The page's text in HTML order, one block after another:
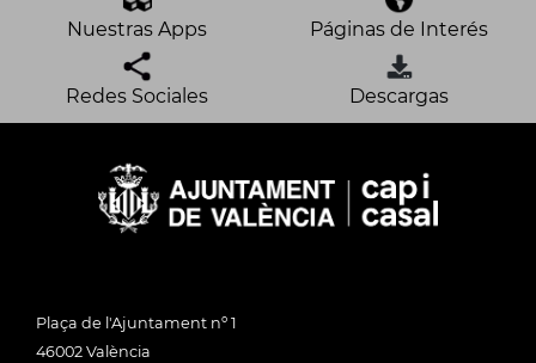
Nuestras Apps Páginas de Interés
Redes Sociales Descargas
Plaça de l'Ajuntament nº 1
46002 València